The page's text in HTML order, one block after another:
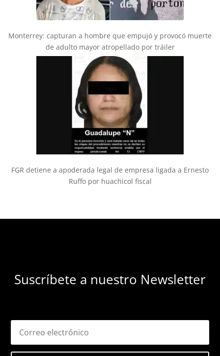
Monterrey: capturan a hombre que empujó y provocó muerte
de adulto mayor atropellado por tráiler
FGR detiene a apoderada legal de empresa ligada a Ernesto
Ruffo por huachicol fiscal
Suscríbete a nuestro Newsletter